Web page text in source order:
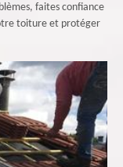
faites confiance
toiture et protéger